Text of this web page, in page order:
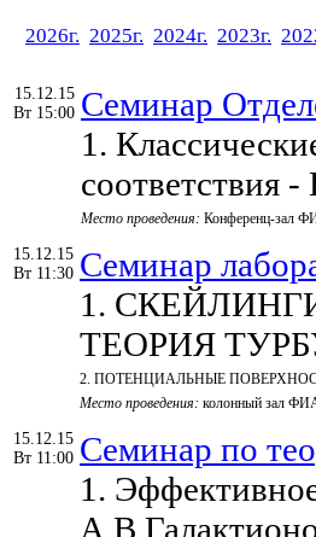
2026г. 2025г. 2024г. 2023г.
15.12.15
Вт 15:00 Семинар
1.
соответствия
Место проведения: Конференц-зал
15.12.15
Вт 11:30 Семинар
1.
ТЕОРИЯ
2. ПОТЕНЦИАЛЬНЫЕ
Место проведения: колонный зал
15.12.15
Вт 11:00 Семинар по
1.